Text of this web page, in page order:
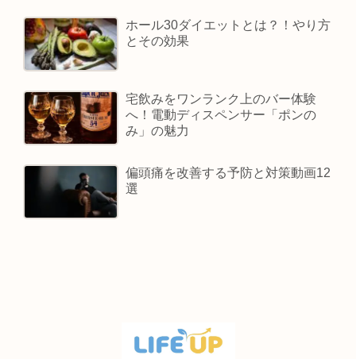
ホール30ダイエットとは？！やり方
とその効果
宅飲みをワンランク上のバー体験
へ！電動ディスペンサー「ポンの
み」の魅力
偏頭痛を改善する予防と対策動画12
選